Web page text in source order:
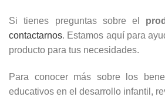
Si tienes preguntas sobre el
contactarnos. Estamos aquí para
producto para tus necesidades.
Para conocer más sobre los
educativos en el desarrollo infantil,